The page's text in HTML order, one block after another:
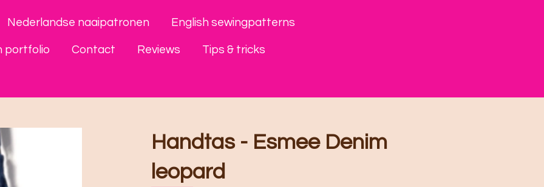
Nederlandse naaipatronen English sewingpatterns
portfolio Contact Reviews Tips & tricks
Handtas - Esmee Denim
leopard